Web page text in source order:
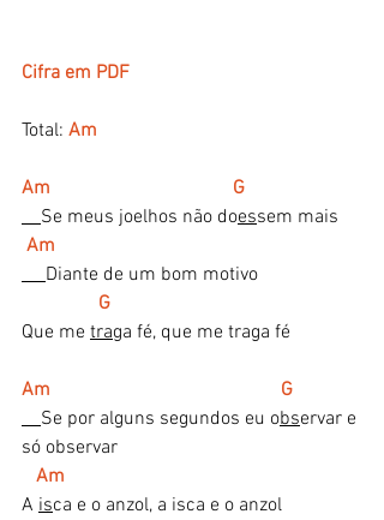
Cifra em PDF
Total: Am
Am                                      G
Se meus joelhos não doessem mais
Am
Diante de um bom motivo
    G
Que me traga fé, que me traga fé
Am                                                G
Se por alguns segundos eu observar e
só observar
Am
A isca e o anzol, a isca e o anzol